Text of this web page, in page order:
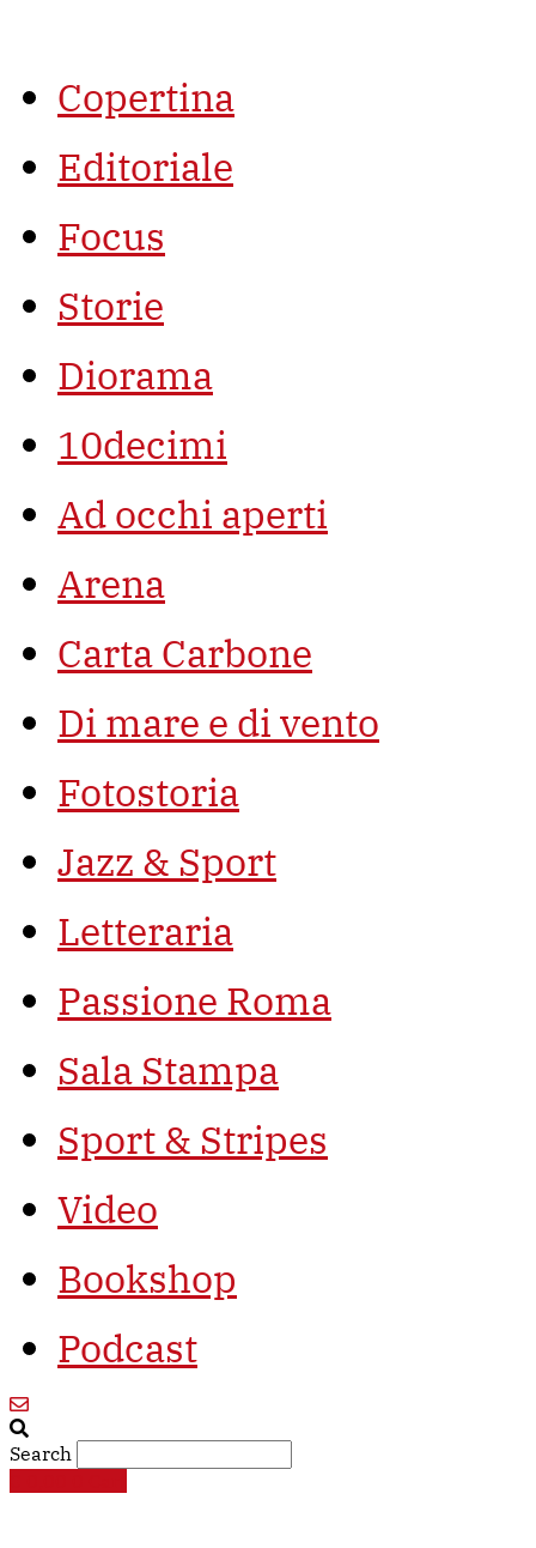
Copertina
Editoriale
Focus
Storie
Diorama
10decimi
Ad occhi aperti
Arena
Carta Carbone
Di mare e di vento
Fotostoria
Jazz & Sport
Letteraria
Passione Roma
Sala Stampa
Sport & Stripes
Video
Bookshop
Podcast
Search